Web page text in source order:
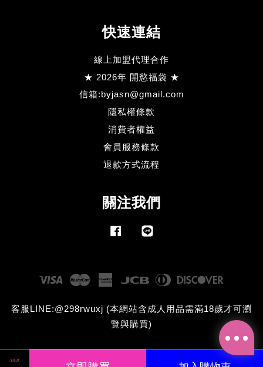
快速連結
線上加盟代理合作
★ 2026年 開慾福袋 ★
信箱:byjasn@gmail.com
隱私權條款
消費者權益
會員服務條款
退款方式流程
關注我們
Facebook
Visa Master AmericanJCB
Diners
客服LINE:@298rwuxj (本網站含成人用品需滿18歲才可瀏
覽與購買)